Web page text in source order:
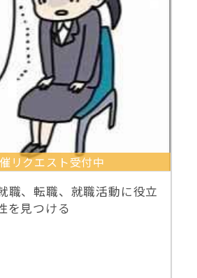
リクエスト受付中
職、転職、就職活動に役立
を見つける